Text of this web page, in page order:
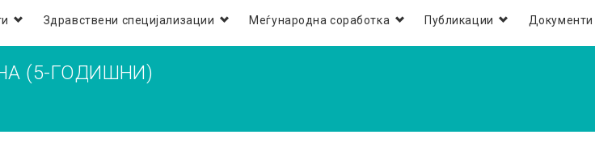
Здравствени специјализации Меѓународна соработка Публикации Документи
(5-ГОДИШНИ)